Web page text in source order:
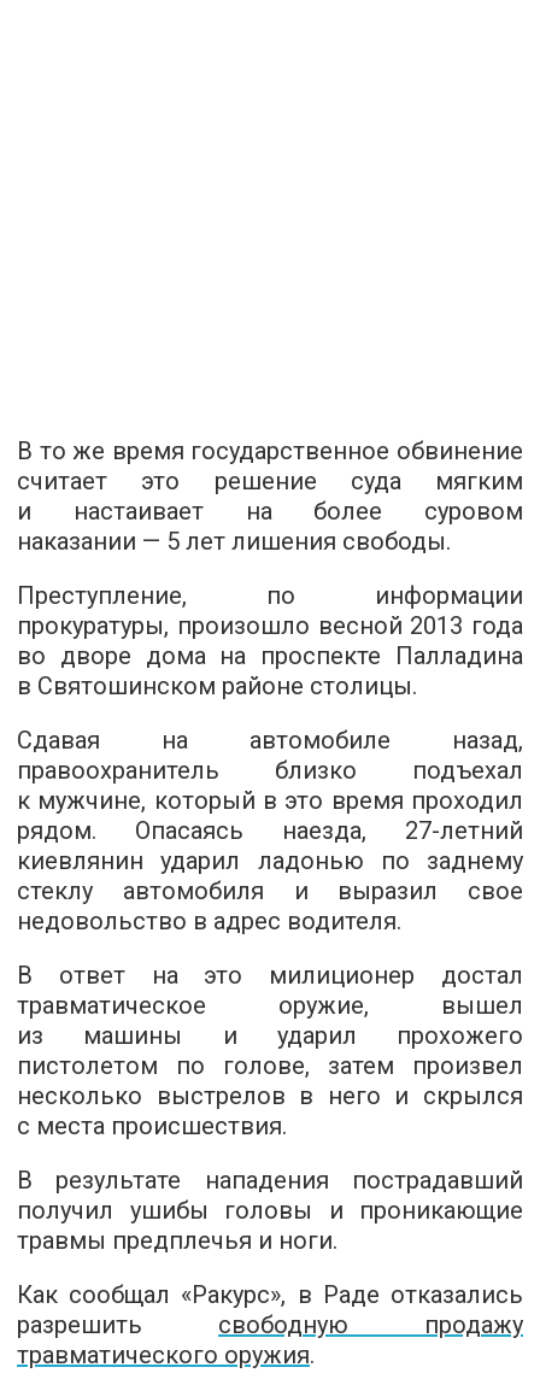
В то же время государственное обвинение
считает это решение суда мягким
и настаивает на более суровом
наказании — 5 лет лишения свободы.
Преступление, по информации
прокуратуры, произошло весной 2013 года
во дворе дома на проспекте Палладина
в Святошинском районе столицы.
Сдавая на автомобиле назад,
правоохранитель близко подъехал
к мужчине, который в это время проходил
рядом. Опасаясь наезда, 27-летний
киевлянин ударил ладонью по заднему
стеклу автомобиля и выразил свое
недовольство в адрес водителя.
В ответ на это милиционер достал
травматическое оружие, вышел
из машины и ударил прохожего
пистолетом по голове, затем произвел
несколько выстрелов в него и скрылся
с места происшествия.
В результате нападения пострадавший
получил ушибы головы и проникающие
травмы предплечья и ноги.
Как сообщал «Ракурс», в Раде отказались
разрешить свободную продажу
травматического оружия.